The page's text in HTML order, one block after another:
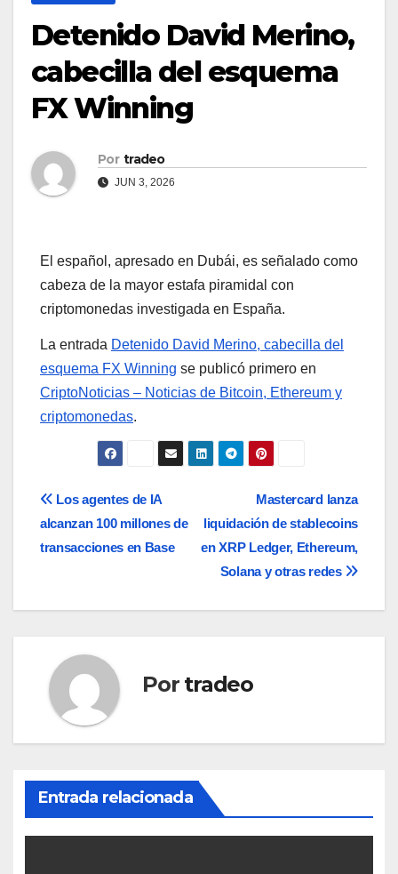
Detenido David Merino,
cabecilla del esquema
FX Winning
Por tradeo
JUN 3, 2026
El español, apresado en Dubái, es señalado como
cabeza de la mayor estafa piramidal con
criptomonedas investigada en España.
La entrada Detenido David Merino, cabecilla del
esquema FX Winning se publicó primero en
CriptoNoticias – Noticias de Bitcoin, Ethereum y
criptomonedas.
Navegación
de
Mastercard lanza
liquidación de stablecoins
en XRP Ledger, Ethereum,
Solana y otras redes
Los agentes de IA
alcanzan 100 millones de
transacciones en Base
Por tradeo
Entrada relacionada